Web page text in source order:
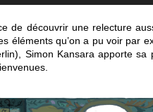
de découvrir une relecture
éléments qu’on a pu voir par
Simon Kansara apporte sa